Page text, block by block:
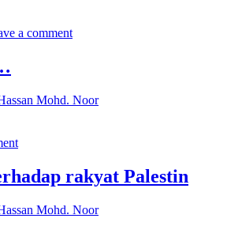
a comment
Mohd. Noor
rakyat Palestin
Mohd. Noor